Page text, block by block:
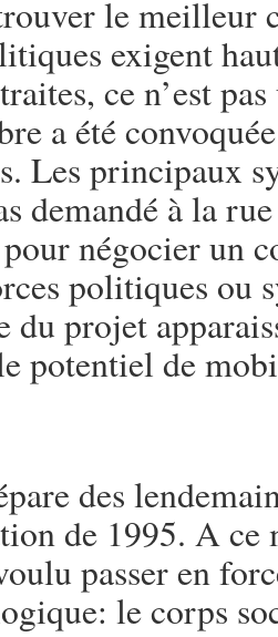
le meilleur
exigent
ce n’est
a été
Les principaux
demandé à la
négocier un
politiques ou
du projet
potentiel de
des
de 1995. A
passer en
le corps